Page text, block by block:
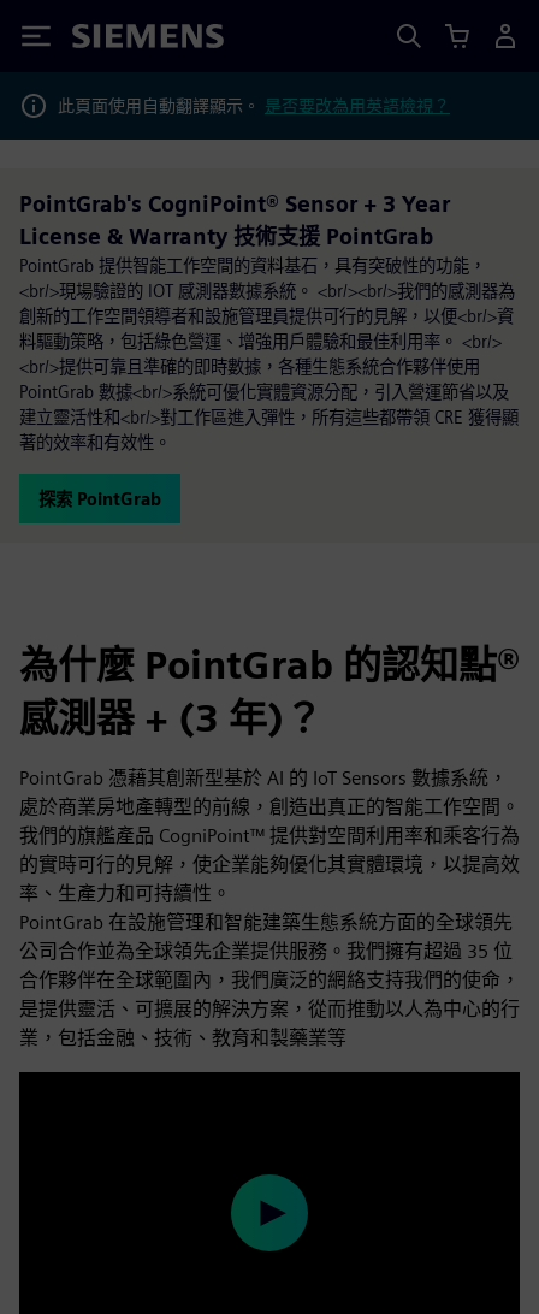
Siemens
此頁面使用自動翻譯顯示。 是否要改為用英語檢視？
PointGrab's CogniPoint® Sensor + 3 Year
License & Warranty 技術支援 PointGrab
PointGrab 提供智能工作空間的資料基石，具有突破性的功能，
<br/>現場驗證的 IOT 感測器數據系統。 <br/><br/>我們的感測器為
創新的工作空間領導者和設施管理員提供可行的見解，以便<br/>資
料驅動策略，包括綠色營運、增強用戶體驗和最佳利用率。 <br/>
<br/>提供可靠且準確的即時數據，各種生態系統合作夥伴使用
PointGrab 數據<br/>系統可優化實體資源分配，引入營運節省以及
建立靈活性和<br/>對工作區進入彈性，所有這些都帶領 CRE 獲得顯
著的效率和有效性。
探索 PointGrab
為什麼 PointGrab 的認知點®
感測器 + (3 年)？
PointGrab 憑藉其創新型基於 AI 的 IoT Sensors 數據系統，
處於商業房地產轉型的前線，創造出真正的智能工作空間。
我們的旗艦產品 CogniPoint™ 提供對空間利用率和乘客行為
的實時可行的見解，使企業能夠優化其實體環境，以提高效
率、生產力和可持續性。
PointGrab 在設施管理和智能建築生態系統方面的全球領先
公司合作並為全球領先企業提供服務。我們擁有超過 35 位
合作夥伴在全球範圍內，我們廣泛的網絡支持我們的使命，
是提供靈活、可擴展的解決方案，從而推動以人為中心的行
業，包括金融、技術、教育和製藥業等
Play